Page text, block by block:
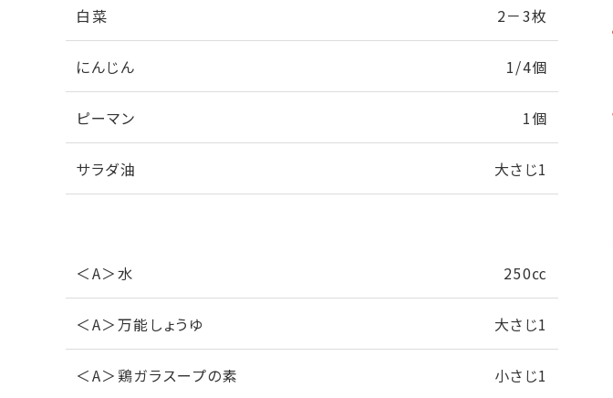
白菜 2－3枚
にんじん 1/4個
ピーマン 1個
サラダ油 大さじ1
＜A＞水 250㏄
＜A＞万能しょうゆ 大さじ1
＜A＞鶏ガラスープの素 小さじ1